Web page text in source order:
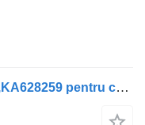
Servodirecţie hidraulică 1443522,KA628259 pentru camion DAF XF 105 | 05